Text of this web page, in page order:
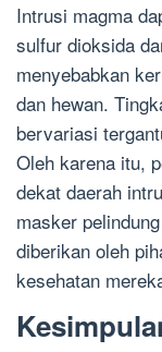
Intrusi magma
sulfur dioksida
menyebabkan
dan hewan.
bervariasi
Oleh karena itu,
dekat daerah
masker
diberikan oleh
kesehatan